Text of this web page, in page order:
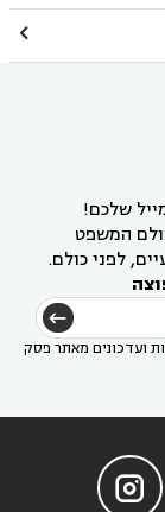

שלכם!
המשפט
לפני כולם.
ועדכונים מאתר פסק
